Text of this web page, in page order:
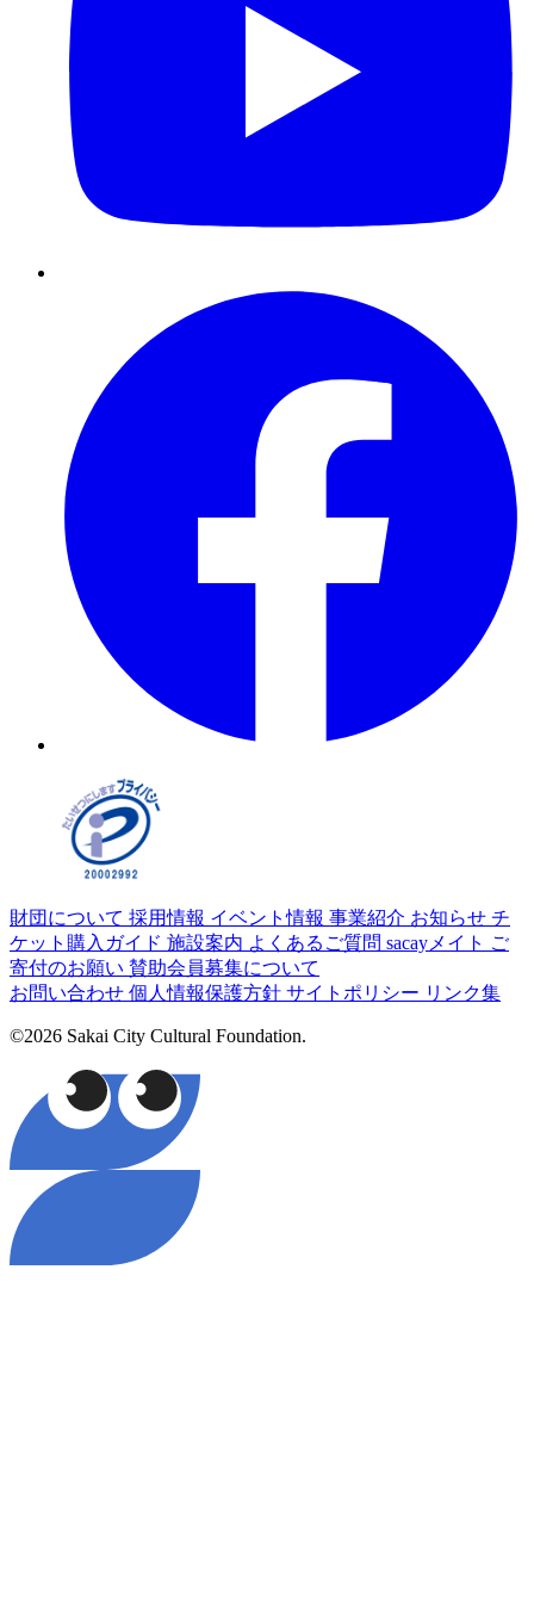
財団について 採用情報 イベント情報 事業紹介 お知らせ チ
ケット購入ガイド 施設案内 よくあるご質問 sacayメイト ご
寄付のお願い 賛助会員募集について
お問い合わせ 個人情報保護方針 サイトポリシー リンク集
©2026 Sakai City Cultural Foundation.